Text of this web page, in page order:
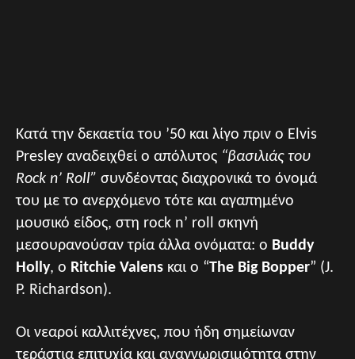
Κατά την δεκαετία του ’50 και λίγο πριν ο Elvis
Presley αναδειχθεί ο απόλυτος “βασιλιάς του
Rock n’ Roll” συνδέοντας διαχρονικά το όνομά
του με το ανερχόμενο τότε και αγαπημένο
μουσικό είδος, στη rock n’ roll σκηνή
μεσουρανούσαν τρία άλλα ονόματα: ο Buddy
Holly, ο Ritchie Valens και ο “The Big Bopper” (J.
P. Richardson).
Οι νεαροί καλλιτέχνες, που ήδη σημείωναν
τεράστια επιτυχία και αναγνωρισιμότητα στην